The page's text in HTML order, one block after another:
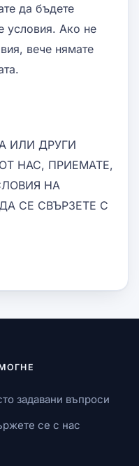
да бъдете
условия. Ако не
вече нямате
ИЛИ ДРУГИ
НАС, ПРИЕМАТЕ,
НА
СЕ СВЪРЗЕТЕ С
задавани въпроси
се с нас